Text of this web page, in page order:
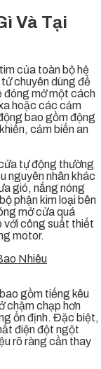
Và Tại
của toàn bộ hệ
chuyên dùng để
đóng mở một cách
hoặc các cảm
bao gồm động
cảm biến an
tự động thường
nguyên nhân khác
gió, nắng nóng
phận kim loại bên
mở cửa quá
với công suất thiết
motor.
gồm tiếng kêu
chậm chạp hơn
ổn định. Đặc biệt,
điện đột ngột
rõ ràng cần thay